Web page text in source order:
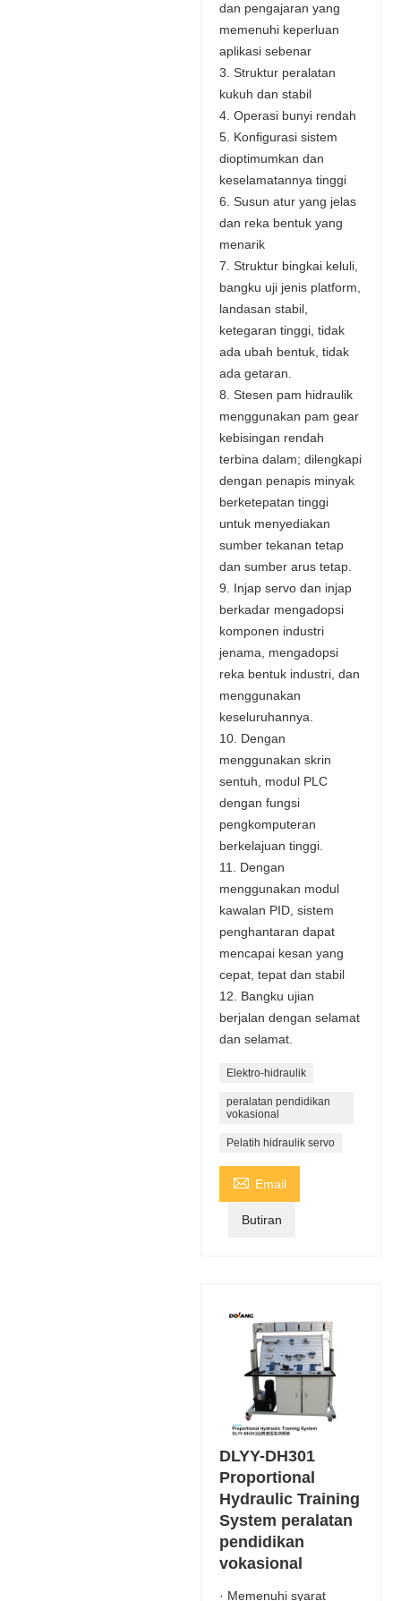
dan pengajaran yang
memenuhi keperluan
aplikasi sebenar
3. Struktur peralatan
kukuh dan stabil
4. Operasi bunyi rendah
5. Konfigurasi sistem
dioptimumkan dan
keselamatannya tinggi
6. Susun atur yang jelas
dan reka bentuk yang
menarik
7. Struktur bingkai keluli,
bangku uji jenis platform,
landasan stabil,
ketegaran tinggi, tidak
ada ubah bentuk, tidak
ada getaran.
8. Stesen pam hidraulik
menggunakan pam gear
kebisingan rendah
terbina dalam; dilengkapi
dengan penapis minyak
berketepatan tinggi
untuk menyediakan
sumber tekanan tetap
dan sumber arus tetap.
9. Injap servo dan injap
berkadar mengadopsi
komponen industri
jenama, mengadopsi
reka bentuk industri, dan
menggunakan
keseluruhannya.
10. Dengan
menggunakan skrin
sentuh, modul PLC
dengan fungsi
pengkomputeran
berkelajuan tinggi.
11. Dengan
menggunakan modul
kawalan PID, sistem
penghantaran dapat
mencapai kesan yang
cepat, tepat dan stabil
12. Bangku ujian
berjalan dengan selamat
dan selamat.
Elektro-hidraulik
peralatan pendidikan
vokasional
Pelatih hidraulik servo
 Email
Butiran
DLYY-DH301
Proportional
Hydraulic Training
System peralatan
pendidikan
vokasional
· Memenuhi syarat